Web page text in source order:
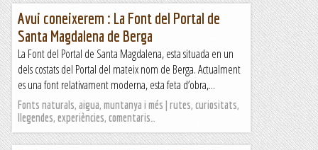
Avui coneixerem : La Font del Portal de
Santa Magdalena de Berga
La Font del Portal de Santa Magdalena, esta situada en un
dels costats del Portal del mateix nom de Berga. Actualment
es una font relativament moderna, esta feta d’obra,...
Fonts naturals, aigua, muntanya i més | rutes, curiositats,
llegendes, experiències, comentaris…